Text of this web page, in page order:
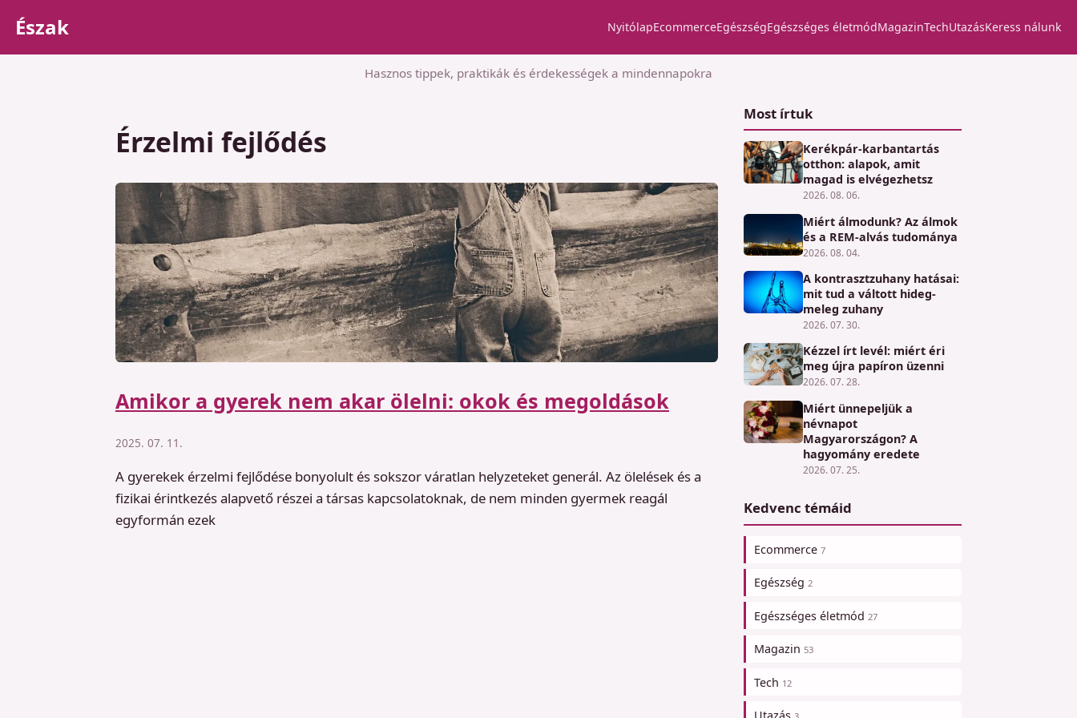
Észak NyitólapEcommerceEgészségEgészséges életmódMagazinTechUtazásKeress nálunk
Hasznos tippek, praktikák és érdekességek a mindennapokra
Érzelmi fejlődés
Amikor a gyerek nem akar ölelni: okok és megoldások
2025. 07. 11.
A gyerekek érzelmi fejlődése bonyolult és sokszor váratlan helyzeteket generál. Az ölelések és a
fizikai érintkezés alapvető részei a társas kapcsolatoknak, de nem minden gyermek reagál
egyformán ezek
Most írtuk
Kerékpár-karbantartás
otthon: alapok, amit
magad is elvégezhetsz
2026. 08. 06.
Miért álmodunk? Az álmok
és a REM-alvás tudománya
2026. 08. 04.
A kontrasztzuhany hatásai:
mit tud a váltott hideg-
meleg zuhany
2026. 07. 30.
Kézzel írt levél: miért éri
meg újra papíron üzenni
2026. 07. 28.
Miért ünnepeljük a
névnapot
Magyarországon? A
hagyomány eredete
2026. 07. 25.
Kedvenc témáid
Ecommerce 7
Egészség 2
Egészséges életmód 27
Magazin 53
Tech 12